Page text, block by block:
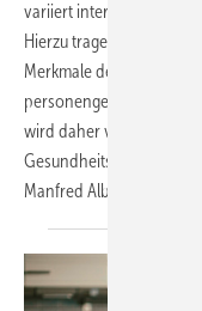
variiert inter- und
Hierzu tragen neben
Merkmale der
personengebun­denen
wird daher
Gesundheitsschutz
Manfred Albrod